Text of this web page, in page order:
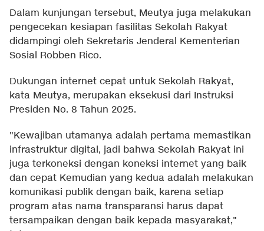
Dalam kunjungan tersebut, Meutya juga melakukan
pengecekan kesiapan fasilitas Sekolah Rakyat
didampingi oleh Sekretaris Jenderal Kementerian
Sosial Robben Rico.
Dukungan internet cepat untuk Sekolah Rakyat,
kata Meutya, merupakan eksekusi dari Instruksi
Presiden No. 8 Tahun 2025.
"Kewajiban utamanya adalah pertama memastikan
infrastruktur digital, jadi bahwa Sekolah Rakyat ini
juga terkoneksi dengan koneksi internet yang baik
dan cepat Kemudian yang kedua adalah melakukan
komunikasi publik dengan baik, karena setiap
program atas nama transparansi harus dapat
tersampaikan dengan baik kepada masyarakat,"